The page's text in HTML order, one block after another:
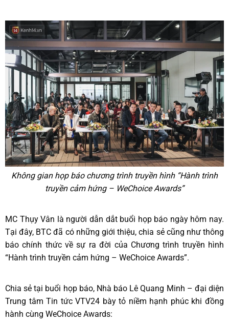
Không gian họp báo chương trình truyền hình “Hành trình
truyền cảm hứng – WeChoice Awards”
MC Thụy Vân là người dẫn dắt buổi họp báo ngày hôm nay.
Tại đây, BTC đã có những giới thiệu, chia sẻ cũng như thông
báo chính thức về sự ra đời của Chương trình truyền hình
“Hành trình truyền cảm hứng – WeChoice Awards”.
Chia sẻ tại buổi họp báo, Nhà báo Lê Quang Minh – đại diện
Trung tâm Tin tức VTV24 bày tỏ niềm hạnh phúc khi đồng
hành cùng WeChoice Awards: